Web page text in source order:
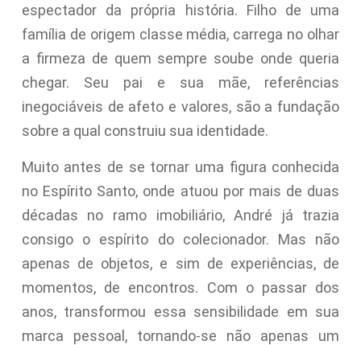
espectador da própria história. Filho de uma
família de origem classe média, carrega no olhar
a firmeza de quem sempre soube onde queria
chegar. Seu pai e sua mãe, referências
inegociáveis de afeto e valores, são a fundação
sobre a qual construiu sua identidade.
Muito antes de se tornar uma figura conhecida
no Espírito Santo, onde atuou por mais de duas
décadas no ramo imobiliário, André já trazia
consigo o espírito do colecionador. Mas não
apenas de objetos, e sim de experiências, de
momentos, de encontros. Com o passar dos
anos, transformou essa sensibilidade em sua
marca pessoal, tornando-se não apenas um